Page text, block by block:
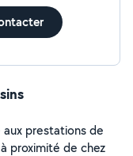
prestations de
proximité de chez